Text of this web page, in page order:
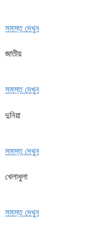
সমস্ত দেখুন
জাতীয়
সমস্ত দেখুন
দুনিয়া
সমস্ত দেখুন
খেলাধুলা
সমস্ত দেখুন